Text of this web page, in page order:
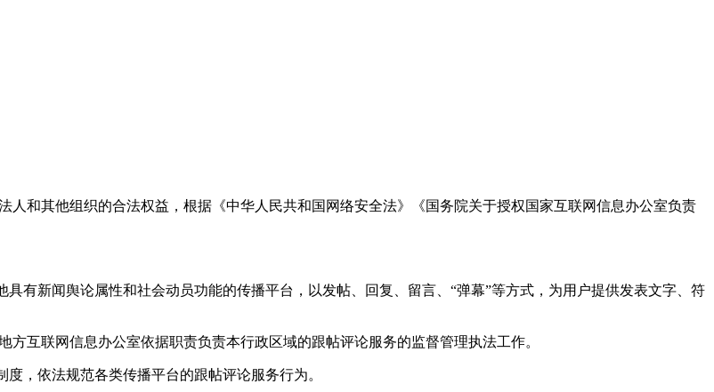
和其他组织的合法权益，根据《中华人民共和国网络安全法》《国务院关于授权国家互联网信息办公室负责
有新闻舆论属性和社会动员功能的传播平台，以发帖、回复、留言、“弹幕”等方式，为用户提供发表文字、符
互联网信息办公室依据职责负责本行政区域的跟帖评论服务的监督管理执法工作。
，依法规范各类传播平台的跟帖评论服务行为。